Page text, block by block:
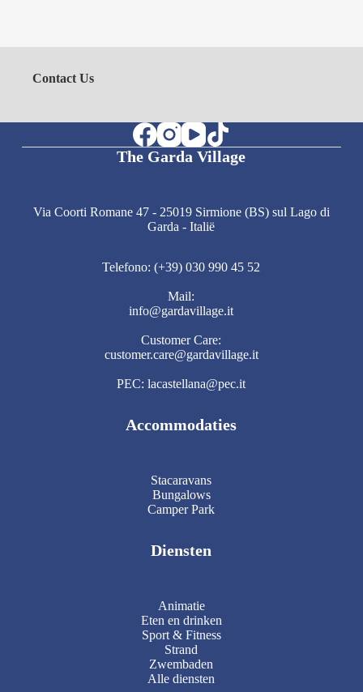
Contact Us
The Garda Village
Via Coorti Romane 47 - 25019 Sirmione (BS) sul Lago di
Garda - Italië
Telefono: (+39) 030 990 45 52
Mail:
info@gardavillage.it
Customer Care:
customer.care@gardavillage.it
PEC: lacastellana@pec.it
Accommodaties
Stacaravans
Bungalows
Camper Park
Diensten
Animatie
Eten en drinken
Sport & Fitness
Strand
Zwembaden
Alle diensten